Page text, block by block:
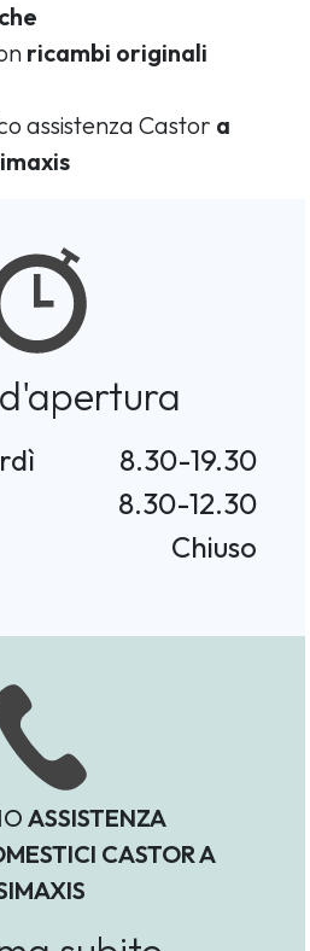
ricambi originali
assistenza Castor a
8.30-19.30
8.30-12.30
Chiuso
ASSISTENZA
CASTOR A